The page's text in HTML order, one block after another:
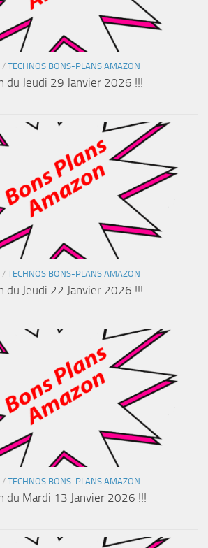
/ TECHNOS BONS-PLANS AMAZON
du Jeudi 29 Janvier 2026 !!!
/ TECHNOS BONS-PLANS AMAZON
du Jeudi 22 Janvier 2026 !!!
/ TECHNOS BONS-PLANS AMAZON
du Mardi 13 Janvier 2026 !!!